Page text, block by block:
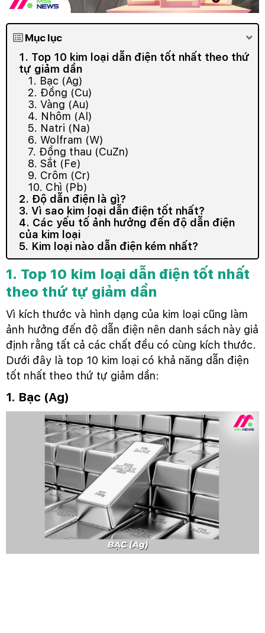
Mục lục
1. Top 10 kim loại dẫn điện tốt nhất theo thứ
tự giảm dần
1. Bạc (Ag)
2. Đồng (Cu)
3. Vàng (Au)
4. Nhôm (Al)
5. Natri (Na)
6. Wolfram (W)
7. Đồng thau (CuZn)
8. Sắt (Fe)
9. Crôm (Cr)
10. Chì (Pb)
2. Độ dẫn điện là gì?
3. Vì sao kim loại dẫn điện tốt nhất?
4. Các yếu tố ảnh hưởng đến độ dẫn điện
của kim loại
5. Kim loại nào dẫn điện kém nhất?
1. Top 10 kim loại dẫn điện tốt nhất
theo thứ tự giảm dần
Vì kích thước và hình dạng của kim loại cũng làm
ảnh hưởng đến độ dẫn điện nên danh sách này giả
định rằng tất cả các chất đều có cùng kích thước.
Dưới đây là top 10 kim loại có khả năng dẫn điện
tốt nhất theo thứ tự giảm dần:
1. Bạc (Ag)